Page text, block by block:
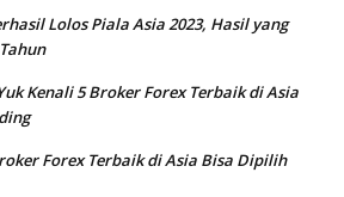
Lolos Piala Asia 2023, Hasil yang
Kenali 5 Broker Forex Terbaik di Asia
Forex Terbaik di Asia Bisa Dipilih